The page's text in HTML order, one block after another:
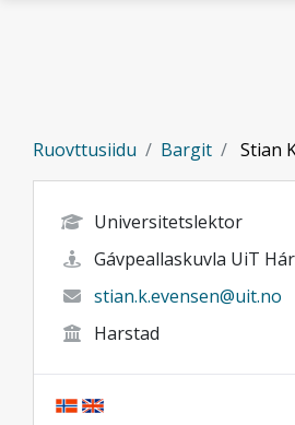
Ruovttusiidu Bargit Stian
Universitetslektor
Gávpeallaskuvla UiT
stian.k.evensen@uit.no
Harstad